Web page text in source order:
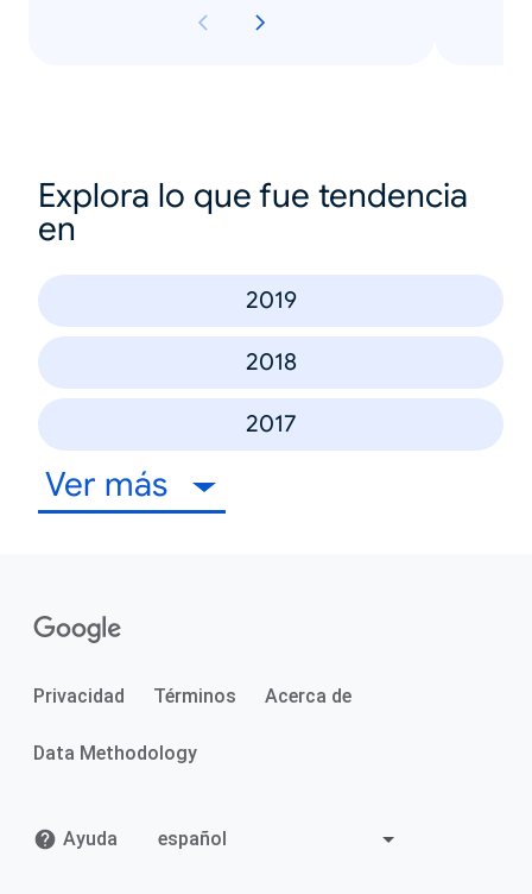
Explora lo que fue tendencia
en
2019
2018
2017
Ver más
Privacidad Términos Acerca de
Data Methodology
Ayuda